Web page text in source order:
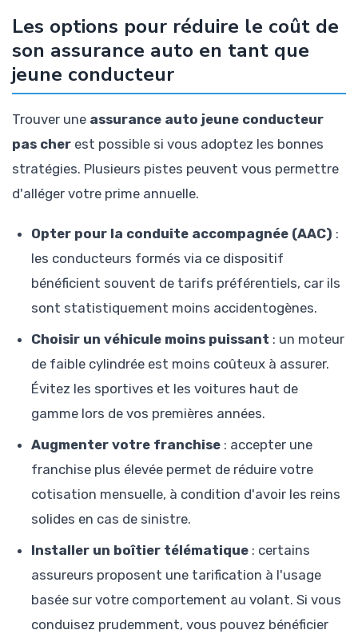
Les options pour réduire le coût de
son assurance auto en tant que
jeune conducteur
Trouver une assurance auto jeune conducteur
pas cher est possible si vous adoptez les bonnes
stratégies. Plusieurs pistes peuvent vous permettre
d'alléger votre prime annuelle.
Opter pour la conduite accompagnée (AAC) :
les conducteurs formés via ce dispositif
bénéficient souvent de tarifs préférentiels, car ils
sont statistiquement moins accidentogènes.
Choisir un véhicule moins puissant : un moteur
de faible cylindrée est moins coûteux à assurer.
Évitez les sportives et les voitures haut de
gamme lors de vos premières années.
Augmenter votre franchise : accepter une
franchise plus élevée permet de réduire votre
cotisation mensuelle, à condition d'avoir les reins
solides en cas de sinistre.
Installer un boîtier télématique : certains
assureurs proposent une tarification à l'usage
basée sur votre comportement au volant. Si vous
conduisez prudemment, vous pouvez bénéficier